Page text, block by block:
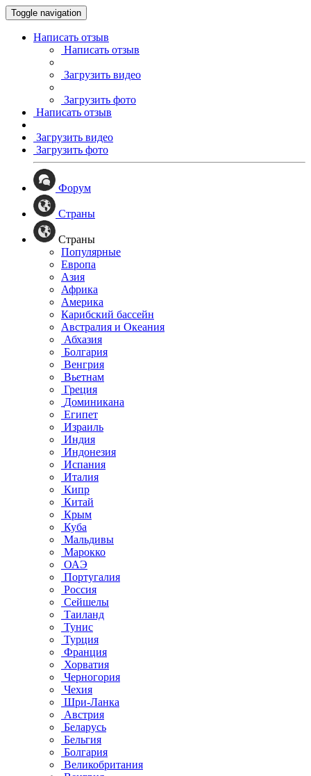
Toggle navigation
Написать отзыв
Написать отзыв
Загрузить видео
Загрузить фото
Написать отзыв
Загрузить видео
Загрузить фото
Форум
Страны
Страны
Популярные
Европа
Азия
Африка
Америка
Карибский бассейн
Австралия и Океания
Абхазия
Болгария
Венгрия
Вьетнам
Греция
Доминикана
Египет
Израиль
Индия
Индонезия
Испания
Италия
Кипр
Китай
Крым
Куба
Мальдивы
Марокко
ОАЭ
Португалия
Россия
Сейшелы
Таиланд
Тунис
Турция
Франция
Хорватия
Черногория
Чехия
Шри-Ланка
Австрия
Беларусь
Бельгия
Болгария
Великобритания